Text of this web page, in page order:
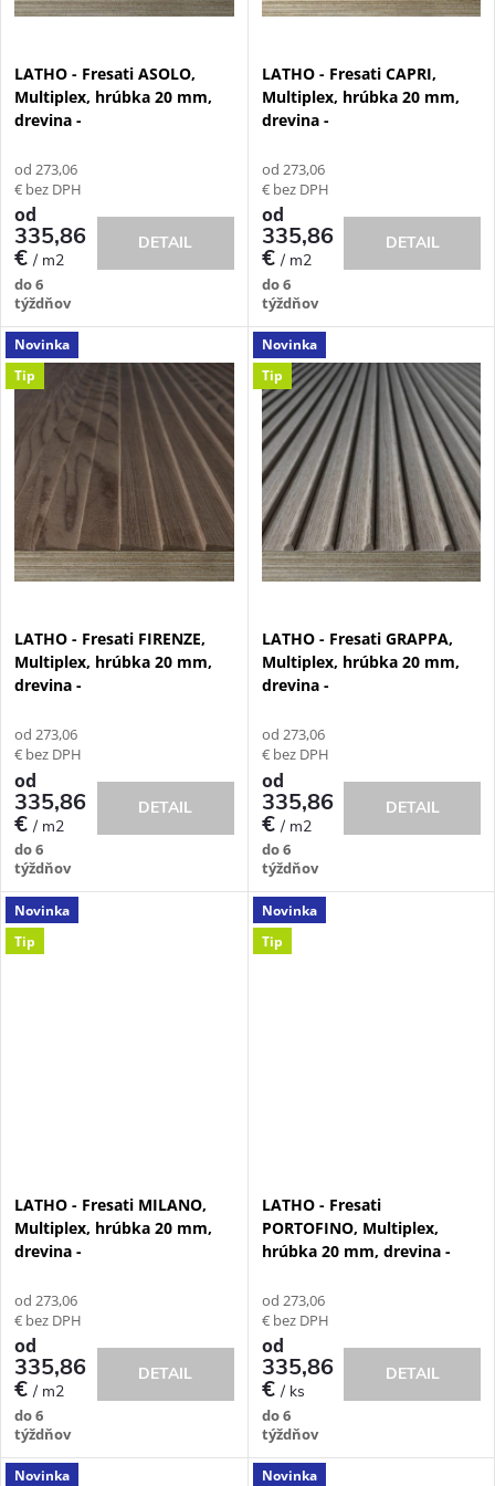
e
p
o
d
u
k
t
o
v
p
r
o
d
u
k
t
o
v
LATHO - Fresati ASOLO,
Multiplex, hrúbka 20 mm,
drevina -
od 273,06
€ bez DPH
od
335,86
€/ m2
do 6
týždňov
DETAIL
LATHO - Fresati CAPRI,
Multiplex, hrúbka 20 mm,
drevina -
od 273,06
€ bez DPH
od
335,86
€/ m2
do 6
týždňov
DETAIL
Novinka
Tip
LATHO - Fresati FIRENZE,
Multiplex, hrúbka 20 mm,
drevina -
od 273,06
€ bez DPH
od
335,86
€/ m2
do 6
týždňov
DETAIL
Novinka
Tip
LATHO - Fresati GRAPPA,
Multiplex, hrúbka 20 mm,
drevina -
od 273,06
€ bez DPH
od
335,86
€/ m2
do 6
týždňov
DETAIL
Novinka
Tip
LATHO - Fresati MILANO,
Multiplex, hrúbka 20 mm,
drevina -
od 273,06
€ bez DPH
od
335,86
€/ m2
do 6
týždňov
DETAIL
Novinka
Tip
LATHO - Fresati
PORTOFINO, Multiplex,
hrúbka 20 mm, drevina -
od 273,06
€ bez DPH
od
335,86
€/ ks
do 6
týždňov
DETAIL
Novinka Novinka